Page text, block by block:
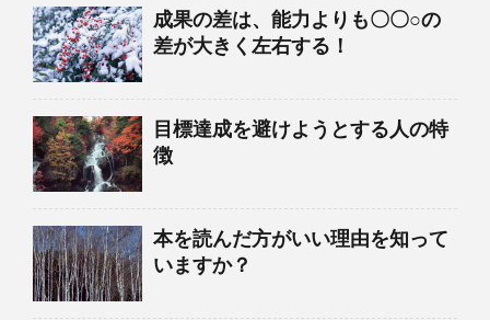
成果の差は、能力よりも〇〇○の
差が大きく左右する！
目標達成を避けようとする人の特
徴
本を読んだ方がいい理由を知って
いますか？